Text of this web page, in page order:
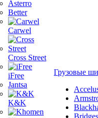
Asterro
Better
Carwel
Cross Street
iFree
Jantsa
K&K
Грузовые